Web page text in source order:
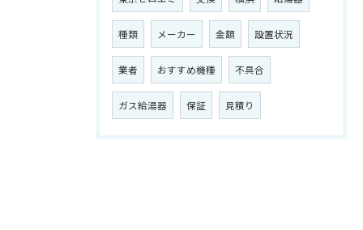
種類 メーカー 金額 設置状況
業者 おすすめ機種 不具合
ガス給湯器 保証 見積り